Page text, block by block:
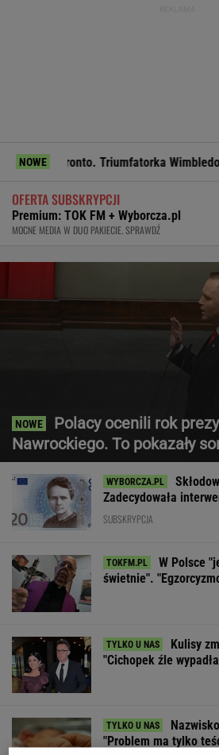
NOWETriumfatorka Wimbledonu za burtą
OFERTA SUBSKRYPCJI
Premium: TOK FM + Wyborcza.pl
MOCNE MEDIA W DUO PAKIECIE. SPRAWDŹ
Polacy ocenili rok
Nawrockiego. To pokazały
Zadecydowała
SUBSKRYPCJA
W Polsce
świetnie".
Kulisy
"Cichopek źle
"Problem ma tylko